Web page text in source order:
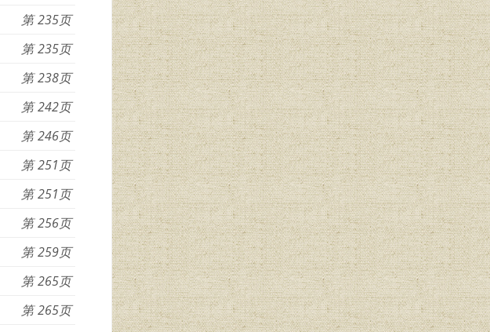
235
235
238
242
246
251
251
256
259
265
265